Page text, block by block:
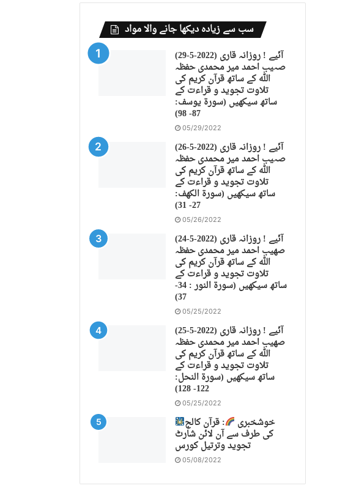
سب سے زیادہ دیکھا جانے والا مواد
(29-5-2022) آئیے ! روزانہ قاری
صہیب احمد میر محمدی حفظہ
اللہ کے ساتھ قرآن کریم کی
تلاوت تجوید و قراءت کے
ساتھ سیکھیں (سورة يوسف:
87- 98)
05/29/2022
(26-5-2022) آئیے ! روزانہ قاری
صہیب احمد میر محمدی حفظہ
اللہ کے ساتھ قرآن کریم کی
تلاوت تجوید و قراءت کے
ساتھ سیکھیں (سورة الكهف:
27- 31)
05/26/2022
(24-5-2022) آئیے ! روزانہ قاری
صهیب احمد میر محمدی حفظہ
اللہ کے ساتھ قرآن کریم کی
تلاوت تجوید و قراءت کے
ساتھ سیکھیں (سورة النور : 34-
37)
05/25/2022
(25-5-2022) آئیے ! روزانہ قاری
صهیب احمد میر محمدی حفظہ
اللہ کے ساتھ قرآن کریم کی
تلاوت تجوید و قراءت کے
ساتھ سیکھیں (سورة النحل:
122- 128)
05/25/2022
خوشخبری : قرآن کالج
کی طرف سے آن لائن شارٹ
تجوید وترتیل کورس
05/08/2022